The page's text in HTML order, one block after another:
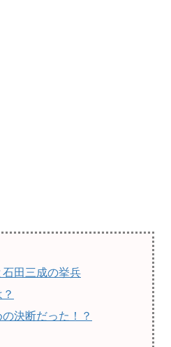
石田三成の挙兵
決断だった！？